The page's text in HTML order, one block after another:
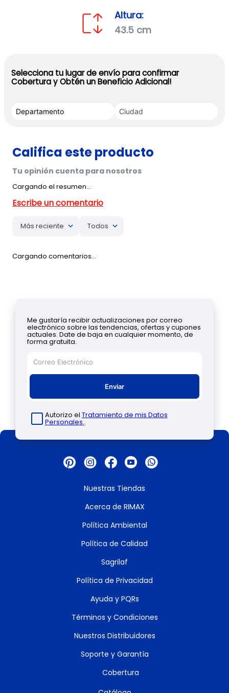
Altura:
43.5 cm
Selecciona tu lugar de envío para confirmar
Cobertura y Obtén un Beneficio Adicional!
Cargando el resumen…
Más reciente Todos
Cargando comentarios…
Me gustaría recibir actualizaciones por correo
electrónico sobre las tendencias, ofertas y cupones
actuales. Date de baja en cualquier momento, de
forma gratuita.
Enviar
Autorizo el Tratamiento de mis Datos
Personales..
Nuestras Tiendas
Acerca de RIMAX
Política Ambiental
Política de Calidad
Sagrilaf
Política de Privacidad
Ayuda y PQRs
Términos y Condiciones
Nuestros Distribuidores
Soporte y Garantía
Cobertura